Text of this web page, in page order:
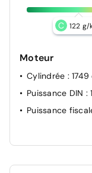
C 122 g/
Moteur
Cylindrée :
Puissance DIN :
Puissance